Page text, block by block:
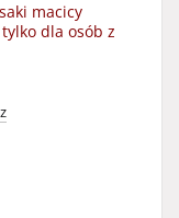
macicy
dla osób z